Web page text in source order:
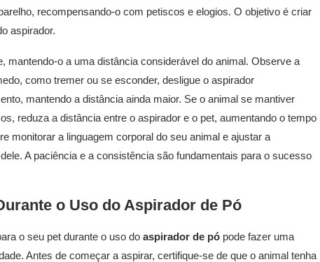
recompensando-o com petiscos e elogios. O objetivo é criar
aspirador.
mantendo-o a uma distância considerável do animal. Observe a
como tremer ou se esconder, desligue o aspirador
mantendo a distância ainda maior. Se o animal se mantiver
reduza a distância entre o aspirador e o pet, aumentando o tempo
monitorar a linguagem corporal do seu animal e ajustar a
A paciência e a consistência são fundamentais para o sucesso
o Uso do Aspirador de Pó
o seu pet durante o uso do aspirador de pó pode fazer uma
Antes de começar a aspirar, certifique-se de que o animal tenha